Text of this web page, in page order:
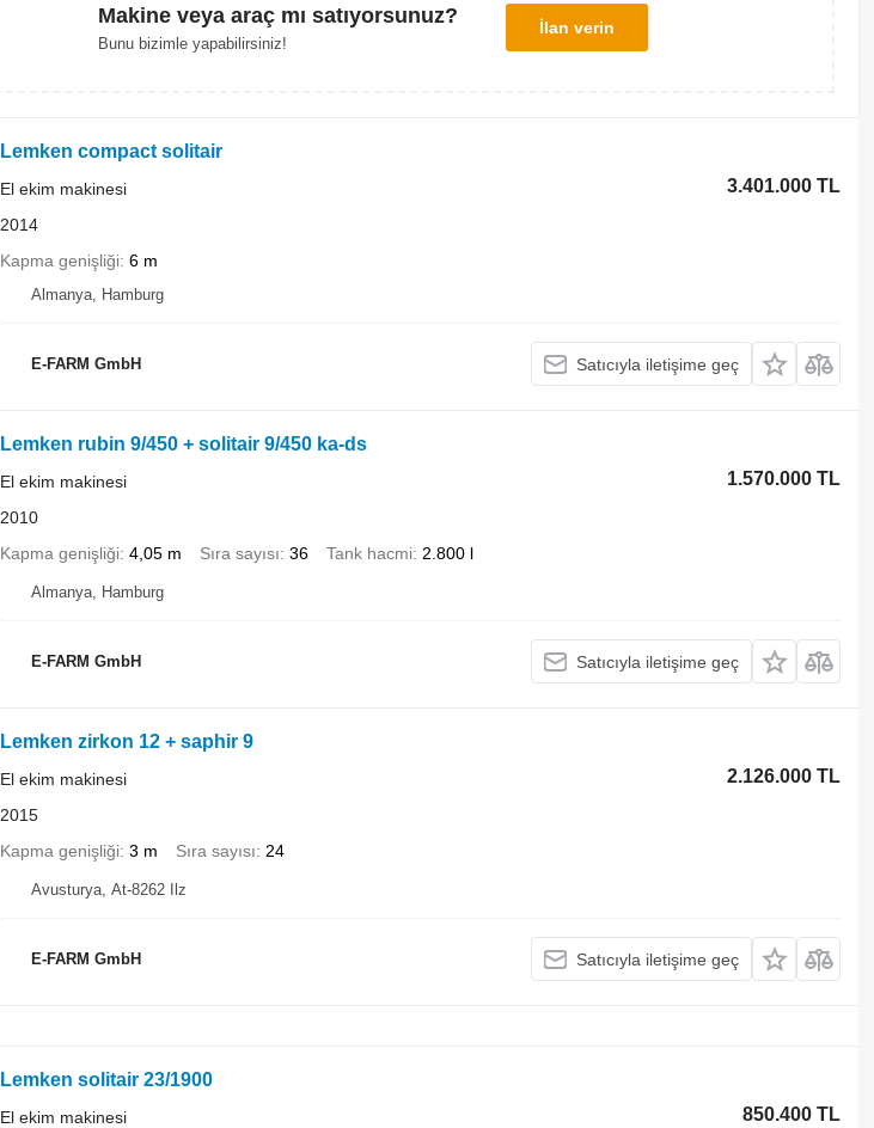
Makine veya araç mı satıyorsunuz?
Bunu bizimle yapabilirsiniz!
İlan verin
Lemken compact solitair
3.401.000 TL
El ekim makinesi
2014
Kapma genişliği 6 m
Almanya, Hamburg
E-FARM GmbH Satıcıyla iletişime geç
Lemken rubin 9/450 + solitair 9/450 ka-ds
1.570.000 TL
El ekim makinesi
2010
Kapma genişliği 4,05 m Sıra sayısı 36 Tank hacmi 2.800 l
Almanya, Hamburg
E-FARM GmbH Satıcıyla iletişime geç
Lemken zirkon 12 + saphir 9
2.126.000 TL
El ekim makinesi
2015
Kapma genişliği 3 m Sıra sayısı 24
Avusturya, At-8262 Ilz
E-FARM GmbH Satıcıyla iletişime geç
Lemken solitair 23/1900
850.400 TL
El ekim makinesi